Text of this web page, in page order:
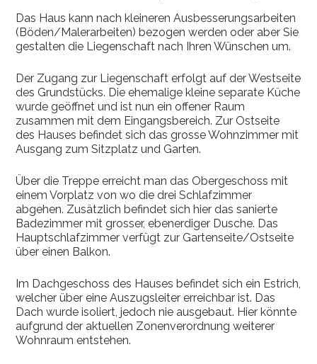
Das Haus kann nach kleineren Ausbesserungsarbeiten
(Böden/Malerarbeiten) bezogen werden oder aber Sie
gestalten die Liegenschaft nach Ihren Wünschen um.
Der Zugang zur Liegenschaft erfolgt auf der Westseite
des Grundstücks. Die ehemalige kleine separate Küche
wurde geöffnet und ist nun ein offener Raum
zusammen mit dem Eingangsbereich. Zur Ostseite
des Hauses befindet sich das grosse Wohnzimmer mit
Ausgang zum Sitzplatz und Garten.
Über die Treppe erreicht man das Obergeschoss mit
einem Vorplatz von wo die drei Schlafzimmer
abgehen. Zusätzlich befindet sich hier das sanierte
Badezimmer mit grosser, ebenerdiger Dusche. Das
Hauptschlafzimmer verfügt zur Gartenseite/Ostseite
über einen Balkon.
Im Dachgeschoss des Hauses befindet sich ein Estrich,
welcher über eine Auszugsleiter erreichbar ist. Das
Dach wurde isoliert, jedoch nie ausgebaut. Hier könnte
aufgrund der aktuellen Zonenverordnung weiterer
Wohnraum entstehen.